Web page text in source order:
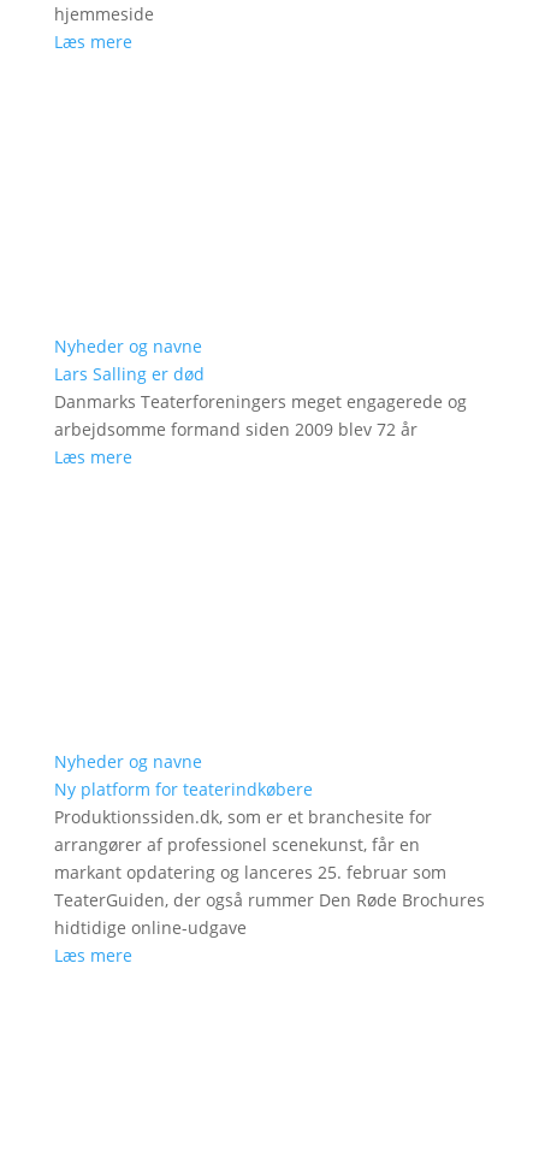
hjemmeside
Læs mere
Nyheder og navne
Lars Salling er død
Danmarks Teaterforeningers meget engagerede og
arbejdsomme formand siden 2009 blev 72 år
Læs mere
Nyheder og navne
Ny platform for teaterindkøbere
Produktionssiden.dk, som er et branchesite for
arrangører af professionel scenekunst, får en
markant opdatering og lanceres 25. februar som
TeaterGuiden, der også rummer Den Røde Brochures
hidtidige online-udgave
Læs mere